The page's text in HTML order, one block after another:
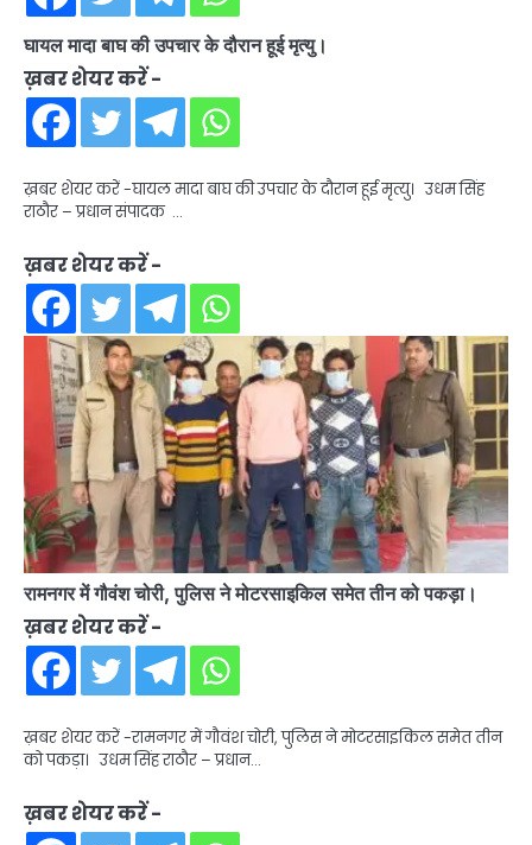
घायल मादा बाघ की उपचार के दौरान हूई मृत्यु।
ख़बर शेयर करें -
ख़बर शेयर करें -घायल मादा बाघ की उपचार के दौरान हूई मृत्यु। उधम सिंह
राठौर – प्रधान संपादक …
ख़बर शेयर करें -
रामनगर में गौवंश चोरी, पुलिस ने मोटरसाइकिल समेत तीन को पकड़ा।
ख़बर शेयर करें -
ख़बर शेयर करें -रामनगर में गौवंश चोरी, पुलिस ने मोटरसाइकिल समेत तीन
को पकड़ा। उधम सिंह राठौर – प्रधान…
ख़बर शेयर करें -